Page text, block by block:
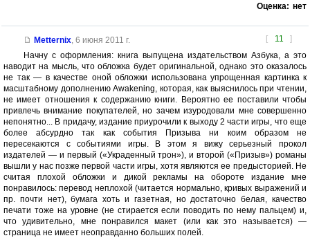
Оценка: нет
[ 11 ]
Metternix, 6 июня 2011 г.
Начну с оформления: книга выпущена издательством Азбука, а это
наводит на мысль, что обложка будет оригинальной, однако это оказалось
не так — в качестве оной обложки использована упрощенная картинка к
масштабному дополнению Awakening, которая, как выяснилось при чтении,
не имеет отношения к содержанию книги. Вероятно ее поставили чтобы
привлечь внимание покупателей, но зачем изуродовали мне совершенно
непонятно... В придачу, издание приурочили к выходу 2 части игры, что еще
более абсурдно так как события Призыва ни коим образом не
пересекаются с событиями игры. В этом я вижу серьезный прокол
издателей — и первый («Украденный трон»), и второй («Призыв») романы
вышли у нас позже первой части игры, хотя являются ее предысторией. Не
считая плохой обложки и дикой рекламы на обороте издание мне
понравилось: перевод неплохой (читается нормально, кривых выражений и
пр. почти нет), бумага хоть и газетная, но достаточно белая, качество
печати тоже на уровне (не стирается если поводить по нему пальцем) и,
что удивительно, мне понравился макет (или как это называется) —
страница не имеет неоправданно больших полей.